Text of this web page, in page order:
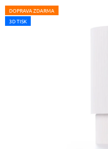
produktu
je
DOPRAVA ZDARMA
3D TISK